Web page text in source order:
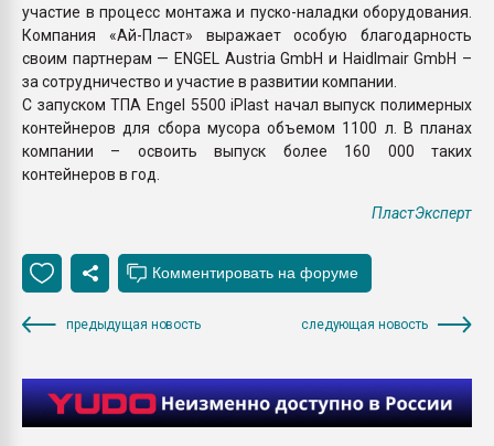
участие в процесс монтажа и пуско-наладки оборудования.
Компания «Ай-Пласт» выражает особую благодарность
своим партнерам — ENGEL Austria GmbH и Haidlmair GmbH –
за сотрудничество и участие в развитии компании.
С запуском ТПА Engel 5500 iPlast начал выпуск полимерных
контейнеров для сбора мусора объемом 1100 л. В планах
компании – освоить выпуск более 160 000 таких
контейнеров в год.
ПластЭксперт
предыдущая новость следующая новость